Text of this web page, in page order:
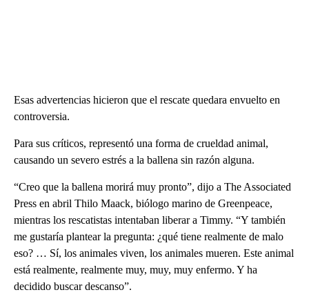
Esas advertencias hicieron que el rescate quedara envuelto en
controversia.
Para sus críticos, representó una forma de crueldad animal,
causando un severo estrés a la ballena sin razón alguna.
“Creo que la ballena morirá muy pronto”, dijo a The Associated
Press en abril Thilo Maack, biólogo marino de Greenpeace,
mientras los rescatistas intentaban liberar a Timmy. “Y también
me gustaría plantear la pregunta: ¿qué tiene realmente de malo
eso? … Sí, los animales viven, los animales mueren. Este animal
está realmente, realmente muy, muy, muy enfermo. Y ha
decidido buscar descanso”.